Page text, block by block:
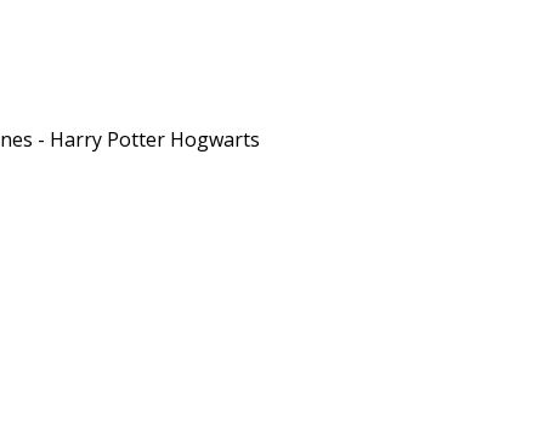
- Harry Potter Hogwarts